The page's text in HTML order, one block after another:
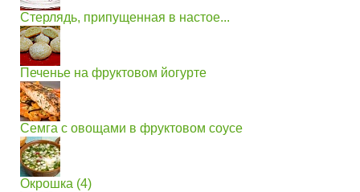
Стерлядь, припущенная в настое...
Печенье на фруктовом йогурте
Семга с овощами в фруктовом соусе
Окрошка (4)